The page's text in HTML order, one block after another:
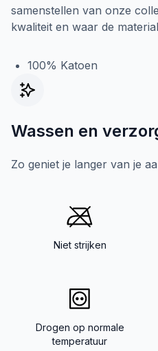
samenstellen van onze
kwaliteit en waar de
100% Katoen
Wassen en
Zo geniet je langer van je
Niet strijken
Drogen op normale
temperatuur